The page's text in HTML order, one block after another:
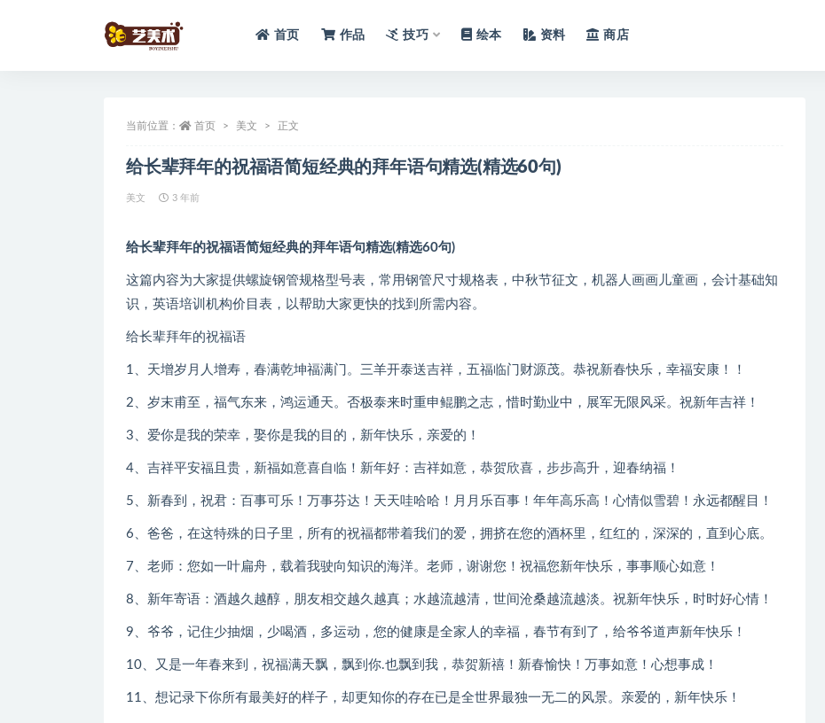
首页 作品 技巧 绘本 资料 商店
当前位置： 首页 美文 正文
给长辈拜年的祝福语简短经典的拜年语句精选(精选60句)
美文 3 年前
给长辈拜年的祝福语简短经典的拜年语句精选(精选60句)
这篇内容为大家提供螺旋钢管规格型号表，常用钢管尺寸规格表，中秋节征文，机器人画画儿童画，会计基础知
识，英语培训机构价目表，以帮助大家更快的找到所需内容。
给长辈拜年的祝福语
1、天增岁月人增寿，春满乾坤福满门。三羊开泰送吉祥，五福临门财源茂。恭祝新春快乐，幸福安康！！
2、岁末甫至，福气东来，鸿运通天。否极泰来时重申鲲鹏之志，惜时勤业中，展军无限风采。祝新年吉祥！
3、爱你是我的荣幸，娶你是我的目的，新年快乐，亲爱的！
4、吉祥平安福且贵，新福如意喜自临！新年好：吉祥如意，恭贺欣喜，步步高升，迎春纳福！
5、新春到，祝君：百事可乐！万事芬达！天天哇哈哈！月月乐百事！年年高乐高！心情似雪碧！永远都醒目！
6、爸爸，在这特殊的日子里，所有的祝福都带着我们的爱，拥挤在您的酒杯里，红红的，深深的，直到心底。
7、老师：您如一叶扁舟，载着我驶向知识的海洋。老师，谢谢您！祝福您新年快乐，事事顺心如意！
8、新年寄语：酒越久越醇，朋友相交越久越真；水越流越清，世间沧桑越流越淡。祝新年快乐，时时好心情！
9、爷爷，记住少抽烟，少喝酒，多运动，您的健康是全家人的幸福，春节有到了，给爷爷道声新年快乐！
10、又是一年春来到，祝福满天飘，飘到你.也飘到我，恭贺新禧！新春愉快！万事如意！心想事成！
11、想记录下你所有最美好的样子，却更知你的存在已是全世界最独一无二的风景。亲爱的，新年快乐！